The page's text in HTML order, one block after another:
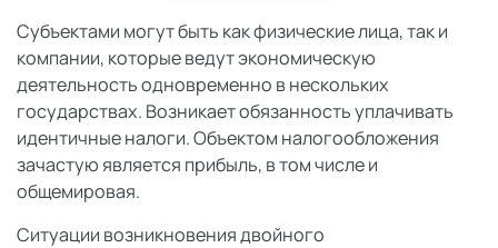
Субъектами могут быть как физические лица, так и
компании, которые ведут экономическую
деятельность одновременно в нескольких
государствах. Возникает обязанность уплачивать
идентичные налоги. Объектом налогообложения
зачастую является прибыль, в том числе и
общемировая.
Ситуации возникновения двойного